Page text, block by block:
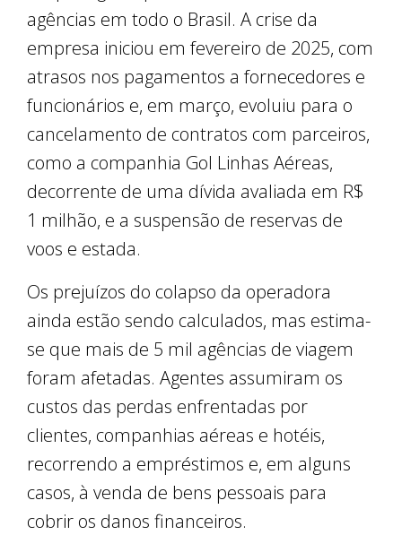
agências em todo o Brasil. A crise da
empresa iniciou em fevereiro de 2025, com
atrasos nos pagamentos a fornecedores e
funcionários e, em março, evoluiu para o
cancelamento de contratos com parceiros,
como a companhia Gol Linhas Aéreas,
decorrente de uma dívida avaliada em R$
1 milhão, e a suspensão de reservas de
voos e estada.
Os prejuízos do colapso da operadora
ainda estão sendo calculados, mas estima-
se que mais de 5 mil agências de viagem
foram afetadas. Agentes assumiram os
custos das perdas enfrentadas por
clientes, companhias aéreas e hotéis,
recorrendo a empréstimos e, em alguns
casos, à venda de bens pessoais para
cobrir os danos financeiros.